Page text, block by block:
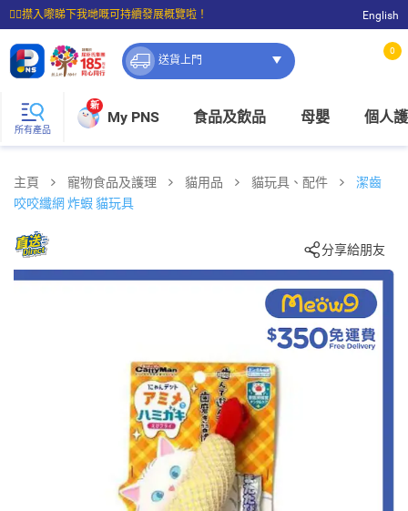
☝🏼㩒入嚟睇下我哋嘅可持續發展概覽啦！
⭐購物滿$399即享免費送貨；滿$100即可免費店取。
English
送貨上門
0
所有產品
新
My PNS 食品及飲品 母嬰 個人
主頁 寵物食品及護理 貓用品 貓玩具、配件
潔齒
咬咬纖網 炸蝦 貓玩具
分享給朋友